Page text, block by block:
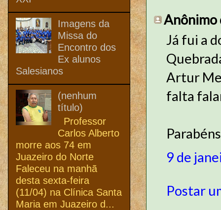
Anônimo
Já fui a
Artur
falta
9 de
Postar
Imagens da
Missa do
Encontro dos
Ex alunos
Salesianos
(nenhum
título)
Professor
Carlos Alberto
morre aos 74 em
Juazeiro do Norte
Faleceu na manhã
desta sexta-feira
(11/04) na Clínica Santa
Maria em Juazeiro d...